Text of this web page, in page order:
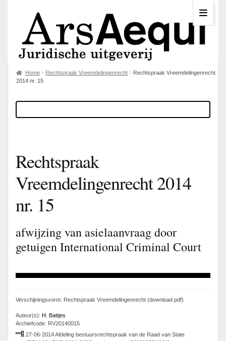
Home Rechtspraak Vreemdelingenrecht
Rechtspraak Vreemdelingenrecht
2014 nr. 15
Rechtspraak
Vreemdelingenrecht 2014
nr. 15
afwijzing van asielaanvraag door
getuigen International Criminal Court
Verschijningsvorm: Rechtspraak Vreemdelingenrecht (download pdf)
Auteur(s): H. Battjes
Archiefcode: RV20140015
27-06-2014 Afdeling bestuursrechtspraak van de Raad van State